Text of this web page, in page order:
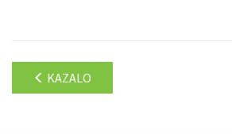
KAZALO